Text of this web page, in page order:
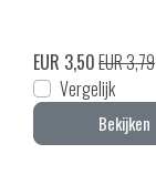
EUR 3,50EUR 3,79
Vergelijk
Bekijken